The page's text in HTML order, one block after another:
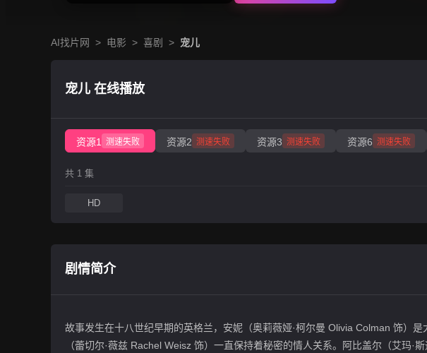
AI找片网 > 电影 > 喜剧 > 宠儿
宠儿 在线播放
资源1 测速失败 资源2 测速失败 资源3 测速失败 资源6 测速失败
共 1 集
HD
剧情简介
故事发生在十八世纪早期的英格兰，安妮（奥莉薇娅·柯尔曼 Olivia Colman 饰）
（蕾切尔·薇兹 Rachel Weisz 饰）一直保持着秘密的情人关系。阿比盖尔（艾玛·